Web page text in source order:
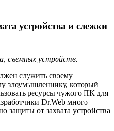
устройства и слежки
съемных устройств.
служить своему
злоумышленнику, который
ресурсы чужого ПК для
Dr.Web много
защиты от захвата устройства